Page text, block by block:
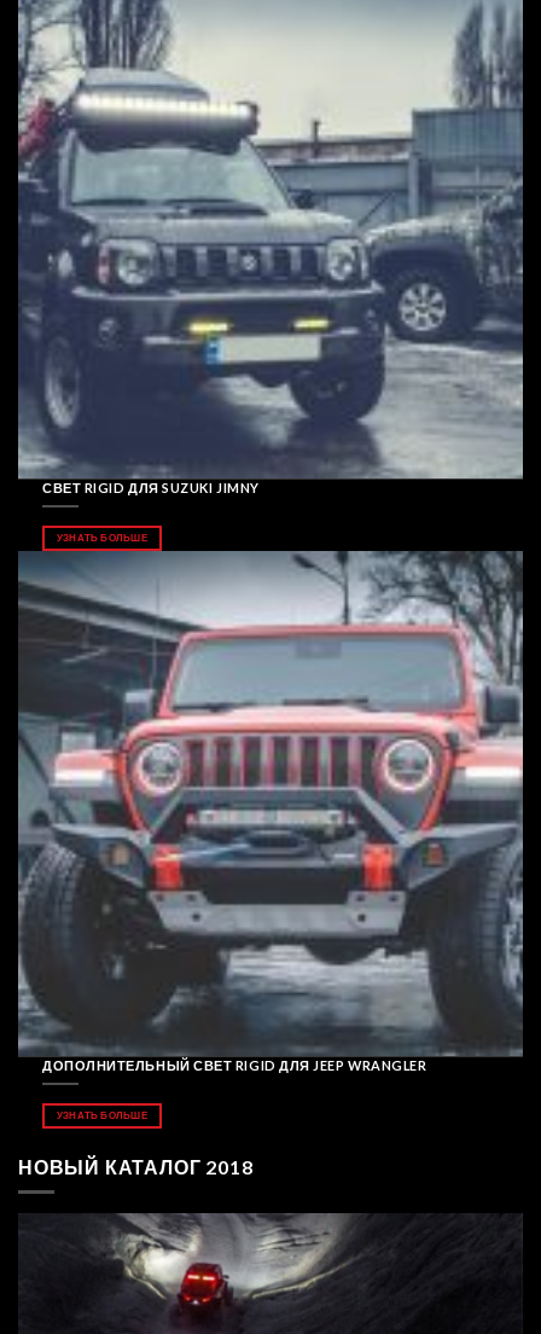
СВЕТ RIGID ДЛЯ SUZUKI JIMNY
УЗНАТЬ БОЛЬШЕ
ДОПОЛНИТЕЛЬНЫЙ СВЕТ RIGID ДЛЯ JEEP WRANGLER
УЗНАТЬ БОЛЬШЕ
НОВЫЙ КАТАЛОГ 2018